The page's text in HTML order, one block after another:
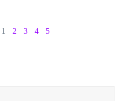
1 2 3 4 5